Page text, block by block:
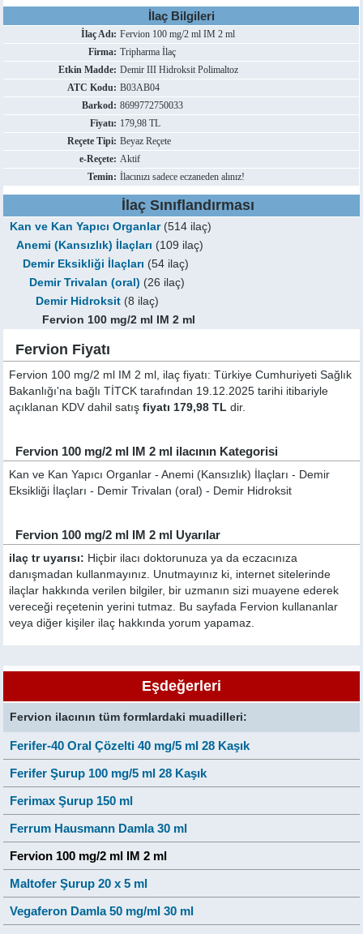
İlaç Bilgileri
İlaç Adı: Fervion 100 mg/2 ml IM 2 ml
Firma: Tripharma İlaç
Etkin Madde: Demir III Hidroksit Polimaltoz
ATC Kodu: B03AB04
Barkod: 8699772750033
Fiyatı: 179,98 TL
Reçete Tipi: Beyaz Reçete
e-Reçete: Aktif
Temin: İlacınızı sadece eczaneden alınız!
İlaç Sınıflandırması
Kan ve Kan Yapıcı Organlar(514 ilaç)
Anemi (Kansızlık) İlaçları (109 ilaç)
Demir Eksikliği İlaçları (54 ilaç)
Demir Trivalan (oral) (26 ilaç)
Demir Hidroksit (8 ilaç)
Fervion 100 mg/2 ml IM 2 ml
Fervion Fiyatı
Fervion 100 mg/2 ml IM 2 ml, ilaç fiyatı: Türkiye Cumhuriyeti Sağlık
Bakanlığı'na bağlı TİTCK tarafından 19.12.2025 tarihi itibariyle
açıklanan KDV dahil satışfiyatı 179,98 TL dir.
Fervion 100 mg/2 ml IM 2 ml ilacının Kategorisi
Kan ve Kan Yapıcı Organlar - Anemi (Kansızlık) İlaçları - Demir
Eksikliği İlaçları - Demir Trivalan (oral) - Demir Hidroksit
Fervion 100 mg/2 ml IM 2 ml Uyarılar
ilaç tr uyarısı: Hiçbir ilacı doktorunuza ya da eczacınıza
danışmadan kullanmayınız. Unutmayınız ki, internet sitelerinde
ilaçlar hakkında verilen bilgiler, bir uzmanın sizi muayene ederek
vereceği reçetenin yerini tutmaz. Bu sayfada Fervion kullananlar
veya diğer kişiler ilaç hakkında yorum yapamaz.
Eşdeğerleri
Fervion ilacının tüm formlardaki muadilleri:
Ferifer-40 Oral Çözelti 40 mg/5 ml 28 Kaşık
Ferifer Şurup 100 mg/5 ml 28 Kaşık
Ferimax Şurup 150 ml
Ferrum Hausmann Damla 30 ml
Fervion 100 mg/2 ml IM 2 ml
Maltofer Şurup 20 x 5 ml
Vegaferon Damla 50 mg/ml 30 ml